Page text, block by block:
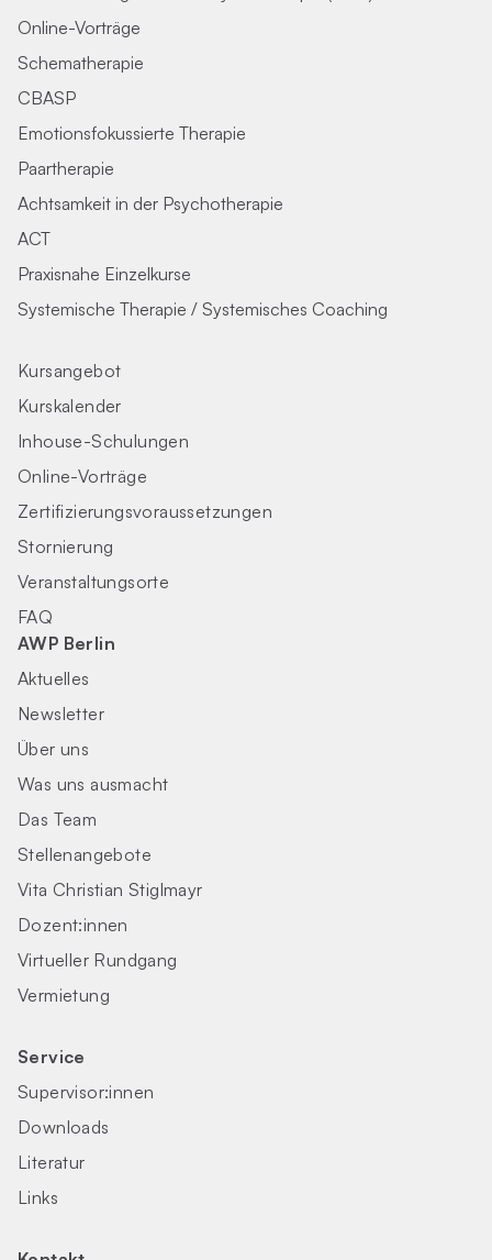
Online-Vorträge
Schematherapie
CBASP
Emotionsfokussierte Therapie
Paartherapie
Achtsamkeit in der Psychotherapie
ACT
Praxisnahe Einzelkurse
Systemische Therapie / Systemisches Coaching
Kursangebot
Kurskalender
Inhouse-Schulungen
Online-Vorträge
Zertifizierungs­voraus­setzungen
Stornierung
Veranstaltungsorte
FAQ
AWP Berlin
Aktuelles
Newsletter
Über uns
Was uns ausmacht
Das Team
Stellenangebote
Vita Christian Stiglmayr
Dozent:innen
Virtueller Rundgang
Vermietung
Service
Supervisor:innen
Downloads
Literatur
Links